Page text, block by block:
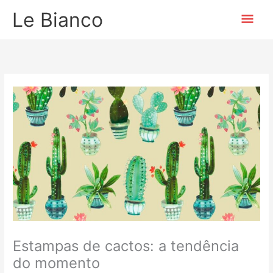
Le Bianco
Estampas de cactos: a tendência
do momento